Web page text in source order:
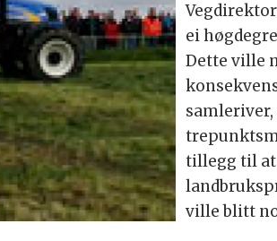
ei
Dette ville
tillegg til
ville blitt